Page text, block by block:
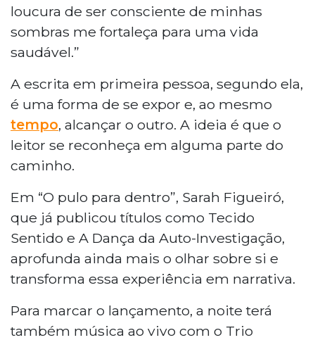
loucura de ser consciente de minhas
sombras me fortaleça para uma vida
saudável.”
A escrita em primeira pessoa, segundo ela,
é uma forma de se expor e, ao mesmo
tempo, alcançar o outro. A ideia é que o
leitor se reconheça em alguma parte do
caminho.
Em “O pulo para dentro”, Sarah Figueiró,
que já publicou títulos como Tecido
Sentido e A Dança da Auto-Investigação,
aprofunda ainda mais o olhar sobre si e
transforma essa experiência em narrativa.
Para marcar o lançamento, a noite terá
também música ao vivo com o Trio